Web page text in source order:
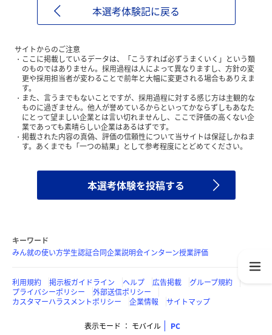
本選考体験記に戻る
サイトからのご注意
ここに掲載しているデータは、「こうすれば必ずうまくいく」という類
のものではありません。採用過程は人によって異なりますし、方針の変
更や採用担当者が変わることで前年と大幅に変更される場合もありえま
す。
また、言うまでもないことですが、採用過程に対する感じ方は主観的な
ものに過ぎません。他人が誉めているからといってかならずしもあなた
にとって望ましい企業とは言い切れませんし、ここで評価の高くない企
業であっても素晴らしい企業はあるはずです。
掲載された内容の真偽、評価の信頼性について当サイトは保証しかねま
す。あくまでも「一つの結果」として参考程度にとどめてください。
本選考体験を投稿する
キーワード
みん就の使い方学生認証合同企業説明会インターン授業評価
利用規約 掲示板ガイドライン ヘルプ 広告掲載
グループ規約
プライバシーポリシー
外部送信ポリシー
カスタマーハラスメントポリシー
企業情報 サイトマップ
表示モード モバイル PC